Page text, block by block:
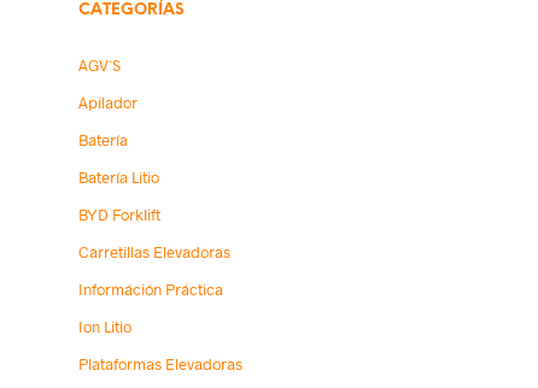
CATEGORÍAS
AGV´s
Apilador
Batería
Batería Litio
BYD Forklift
Carretillas Elevadoras
Információn Práctica
Ion Litio
Plataformas Elevadoras